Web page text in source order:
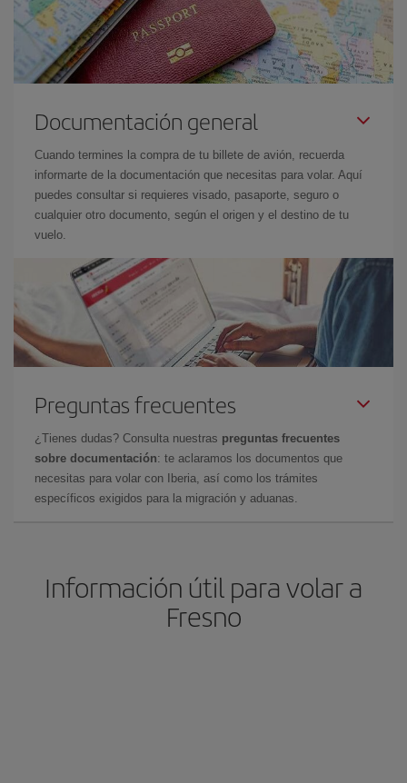
Documentación general
Cuando termines la compra de tu billete de avión, recuerda
informarte de la documentación que necesitas para volar. Aquí
puedes consultar si requieres visado, pasaporte, seguro o
cualquier otro documento, según el origen y el destino de tu
vuelo.
Preguntas frecuentes
¿Tienes dudas? Consulta nuestras preguntas frecuentes
sobre documentación: te aclaramos los documentos que
necesitas para volar con Iberia, así como los trámites
específicos exigidos para la migración y aduanas.
Información útil para volar a
Fresno